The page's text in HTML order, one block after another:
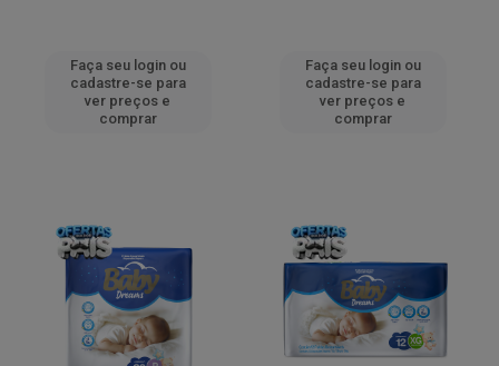
Faça seu login ou
cadastre-se para
ver preços e
comprar
Faça seu login ou
cadastre-se para
ver preços e
comprar